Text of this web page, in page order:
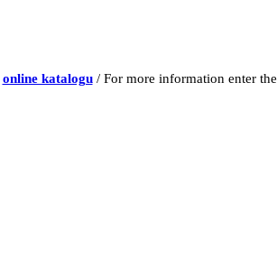
online katalogu/ For more information enter the